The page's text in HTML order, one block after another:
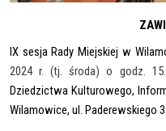
IX sesja Rady Miejskiej w
2024 r. (tj. środa) o godz.
Dziedzictwa Kulturowego,
Wilamowice, ul. Paderewskiego